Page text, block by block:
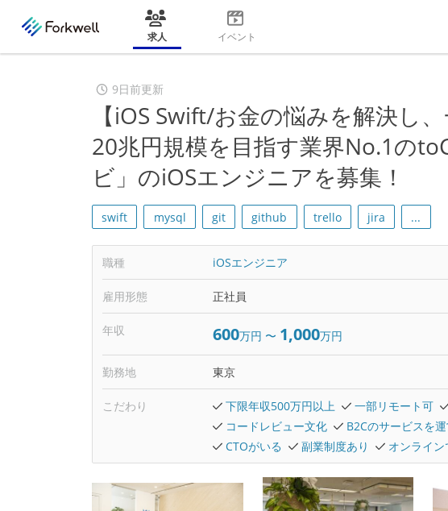
求人 イベント
9日前更新
【iOS Swift/お金の悩みを解決し
20兆円規模を目指す業界No.1の
ビ」のiOSエンジニアを募集！
swift mysql git github trello jira ...
職種 iOSエンジニア
雇用形態 正社員
年収 600万円 〜 1,000万円
勤務地 東京
こだわり 下限年収500万円以上 一部リモート可
コードレビュー文化
B2Cのサービスを
CTOがいる
副業制度あり オンライ